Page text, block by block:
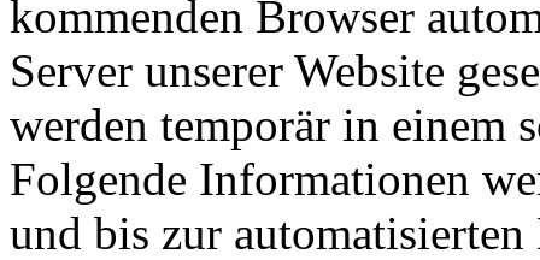
kommenden Browser
Server unserer Website
werden temporär in einem
Folgende Informationen
und bis zur